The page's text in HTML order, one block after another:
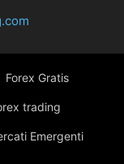
Forex Gratis
trading
Emergenti